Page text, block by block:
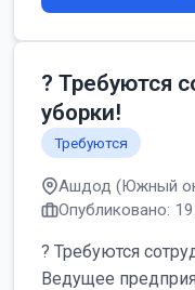
? Требуются
уборки!
Требуются
Ашдод (Южный
Опубликовано:
? Требуются
Ведущее